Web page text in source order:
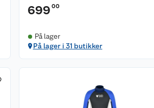
699 00
På lager
På lager i 31 butikker